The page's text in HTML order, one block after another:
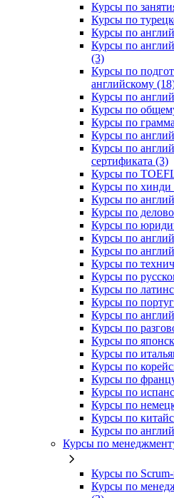
Курсы по
Курсы по
Курсы по
Курсы по
(3)
Курсы по
английскому
Курсы по
Курсы по
Курсы по
Курсы по
Курсы по
сертификата (3)
Курсы по
Курсы по хинди
Курсы по
Курсы по
Курсы по
Курсы по
Курсы по
Курсы по
Курсы по
Курсы по
Курсы по
Курсы по
Курсы по
Курсы по
Курсы по
Курсы по
Курсы по
Курсы по
Курсы по
Курсы по
Курсы по
Курсы по
Курсы по
Курсы по